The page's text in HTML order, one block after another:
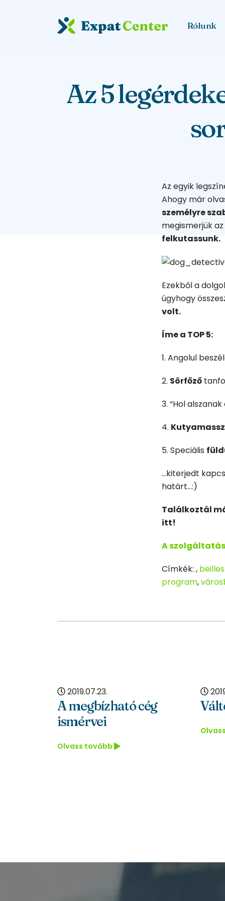
Rólunk
Az 5
Az egyik
Ahogy már
személyre
megismerjük
felkutassunk.
Ezekből a
úgyhogy
volt.
Íme a TOP 5:
1. Angolul
2. Sörfőző
3. “Hol
4.
5. Speciális
…kiterjedt
határt…:)
Találkoztál
itt!
A
Címkék: ,
program,
2019.07.23.
A megbízható cég
ismérvei
Olvass tovább
2019.07.23.
Olvass tovább